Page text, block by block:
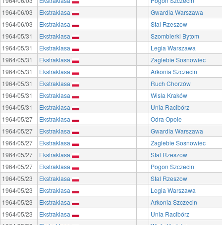
1964/06/03
Ekstraklasa
Gwardia Warszawa
1964/06/03
Ekstraklasa
Stal Rzeszow
1964/05/31
Ekstraklasa
Szombierki Bytom
1964/05/31
Ekstraklasa
Legia Warszawa
1964/05/31
Ekstraklasa
Zaglebie Sosnowiec
1964/05/31
Ekstraklasa
Arkonia Szczecin
1964/05/31
Ekstraklasa
Ruch Chorzów
1964/05/31
Ekstraklasa
Wisla Kraków
1964/05/31
Ekstraklasa
Unia Racibórz
1964/05/27
Ekstraklasa
Odra Opole
1964/05/27
Ekstraklasa
Gwardia Warszawa
1964/05/27
Ekstraklasa
Zaglebie Sosnowiec
1964/05/27
Ekstraklasa
Stal Rzeszow
1964/05/27
Ekstraklasa
Pogon Szczecin
1964/05/23
Ekstraklasa
Stal Rzeszow
1964/05/23
Ekstraklasa
Legia Warszawa
1964/05/23
Ekstraklasa
Arkonia Szczecin
1964/05/23
Ekstraklasa
Unia Racibórz